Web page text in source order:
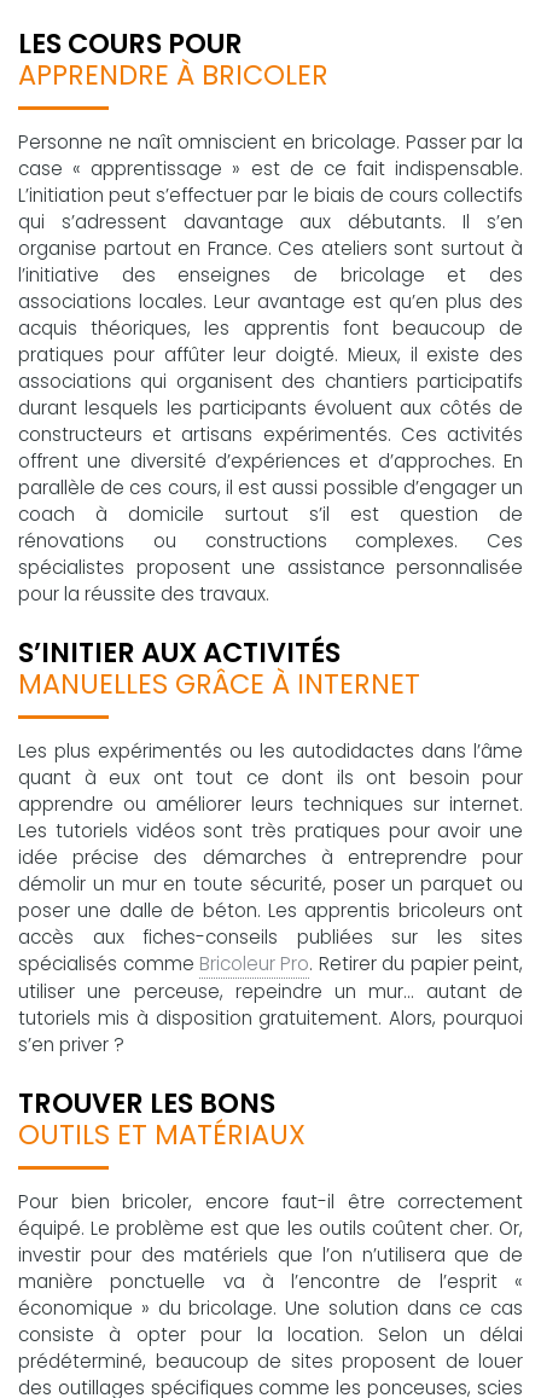
LES COURS POUR
APPRENDRE À BRICOLER
Personne ne naît omniscient en bricolage. Passer par la
case « apprentissage » est de ce fait indispensable.
L’initiation peut s’effectuer par le biais de cours collectifs
qui s’adressent davantage aux débutants. Il s’en
organise partout en France. Ces ateliers sont surtout à
l’initiative des enseignes de bricolage et des
associations locales. Leur avantage est qu’en plus des
acquis théoriques, les apprentis font beaucoup de
pratiques pour affûter leur doigté. Mieux, il existe des
associations qui organisent des chantiers participatifs
durant lesquels les participants évoluent aux côtés de
constructeurs et artisans expérimentés. Ces activités
offrent une diversité d’expériences et d’approches. En
parallèle de ces cours, il est aussi possible d’engager un
coach à domicile surtout s’il est question de
rénovations ou constructions complexes. Ces
spécialistes proposent une assistance personnalisée
pour la réussite des travaux.
S’INITIER AUX ACTIVITÉS
MANUELLES GRÂCE À INTERNET
Les plus expérimentés ou les autodidactes dans l’âme
quant à eux ont tout ce dont ils ont besoin pour
apprendre ou améliorer leurs techniques sur internet.
Les tutoriels vidéos sont très pratiques pour avoir une
idée précise des démarches à entreprendre pour
démolir un mur en toute sécurité, poser un parquet ou
poser une dalle de béton. Les apprentis bricoleurs ont
accès aux fiches-conseils publiées sur les sites
spécialisés comme Bricoleur Pro. Retirer du papier peint,
utiliser une perceuse, repeindre un mur… autant de
tutoriels mis à disposition gratuitement. Alors, pourquoi
s’en priver ?
TROUVER LES BONS
OUTILS ET MATÉRIAUX
Pour bien bricoler, encore faut-il être correctement
équipé. Le problème est que les outils coûtent cher. Or,
investir pour des matériels que l’on n’utilisera que de
manière ponctuelle va à l’encontre de l’esprit «
économique » du bricolage. Une solution dans ce cas
consiste à opter pour la location. Selon un délai
prédéterminé, beaucoup de sites proposent de louer
des outillages spécifiques comme les ponceuses, scies